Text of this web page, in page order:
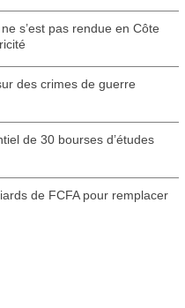
s’est pas rendue en Côte
des crimes de guerre
de 30 bourses d’études
de FCFA pour remplacer